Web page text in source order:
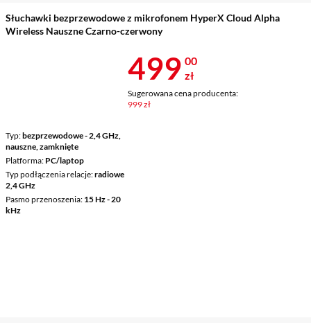
Słuchawki bezprzewodowe z mikrofonem HyperX Cloud Alpha
Wireless Nauszne Czarno-czerwony
Typ bezprzewodowe - 2,4 GHz,
nauszne, zamknięte
Platforma PC/laptop
Typ podłączenia relacje radiowe
2,4 GHz
Pasmo przenoszenia 15 Hz - 20
kHz
Cena 499 zł
499 00
zł
Sugerowana cena producenta:
999 zł